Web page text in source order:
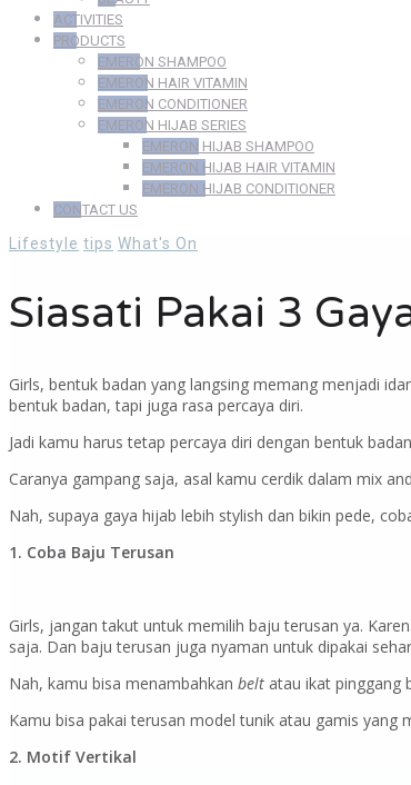
ACTIVITIES
PRODUCTS
EMERON SHAMPOO
EMERON HAIR VITAMIN
EMERON CONDITIONER
EMERON HIJAB SERIES
EMERON HIJAB SHAMPOO
EMERON HIJAB HAIR VITAMIN
EMERON HIJAB CONDITIONER
CONTACT US
Lifestyle tips What's On
Siasati Pakai 3
Girls, bentuk badan yang langsing memang menjadi
bentuk badan, tapi juga rasa percaya diri.
Jadi kamu harus tetap percaya diri dengan bentuk
Caranya gampang saja, asal kamu cerdik dalam mix
Nah, supaya gaya hijab lebih stylish dan bikin pede,
1. Coba Baju Terusan
Girls, jangan takut untuk memilih baju terusan ya.
saja. Dan baju terusan juga nyaman untuk dipakai
Nah, kamu bisa menambahkan belt atau ikat pinggang
Kamu bisa pakai terusan model tunik atau gamis
2. Motif Vertikal